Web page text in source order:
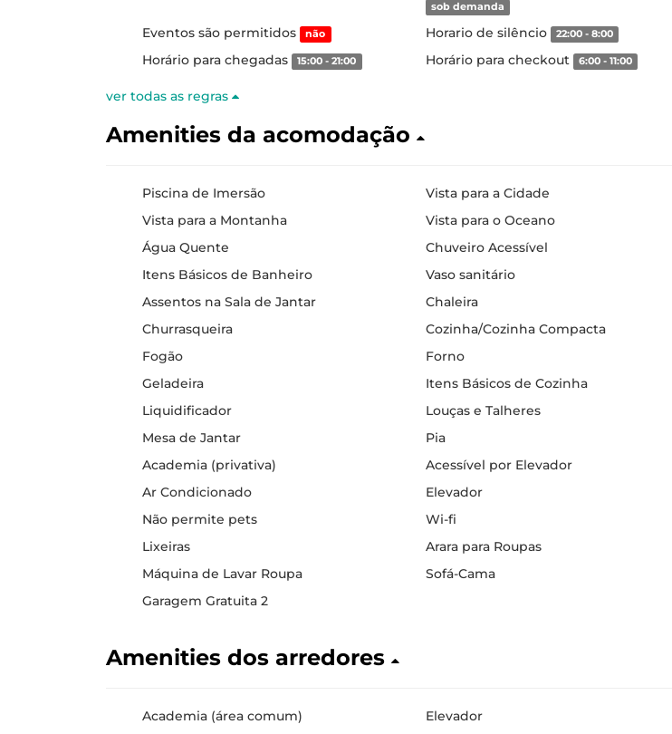
sob demanda
Eventos são permitidos não Horario de silêncio 22:00 - 8:00
Horário para chegadas 15:00 - 21:00 Horário para checkout 6:00 - 11:00
ver todas as regras
Amenities da acomodação
Piscina de Imersão
Vista para a Cidade
Vista para a Montanha
Vista para o Oceano
Água Quente
Chuveiro Acessível
Itens Básicos de Banheiro
Vaso sanitário
Assentos na Sala de Jantar
Chaleira
Churrasqueira
Cozinha/Cozinha Compacta
Fogão
Forno
Geladeira
Itens Básicos de Cozinha
Liquidificador
Louças e Talheres
Mesa de Jantar
Pia
Academia (privativa)
Acessível por Elevador
Ar Condicionado
Elevador
Não permite pets
Wi-fi
Lixeiras
Arara para Roupas
Máquina de Lavar Roupa
Sofá-Cama
Garagem Gratuita 2
Amenities dos arredores
Academia (área comum)
Elevador